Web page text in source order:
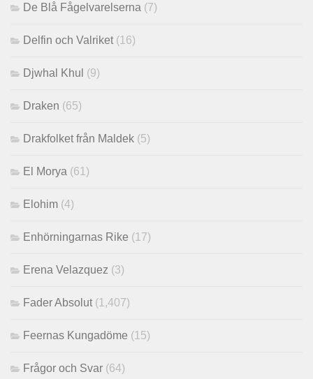
De Blå Fågelvarelserna (7)
Delfin och Valriket (16)
Djwhal Khul (9)
Draken (65)
Drakfolket från Maldek (5)
El Morya (61)
Elohim (4)
Enhörningarnas Rike (17)
Erena Velazquez (3)
Fader Absolut (1,407)
Feernas Kungadöme (15)
Frågor och Svar (64)